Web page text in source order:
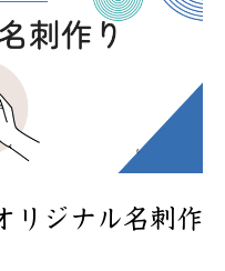
リジナル名刺作